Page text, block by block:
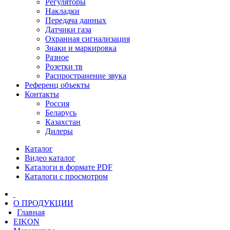
Регуляторы
Накладки
Передача данных
Датчики газа
Охранная сигнализация
Знаки и маркировка
Разное
Розетки тв
Распространение звука
Референц объекты
Контакты
Россия
Беларусь
Казахстан
Дилеры
Каталог
Видео каталог
Каталоги в формате PDF
Каталоги с просмотром
О ПРОДУКЦИИ
Главная
EIKON